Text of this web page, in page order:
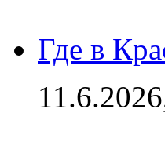
Где в